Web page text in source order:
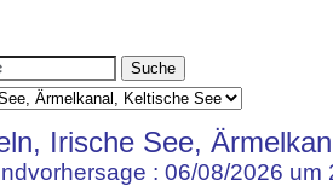
Irische See,
: 06/08/2026 um